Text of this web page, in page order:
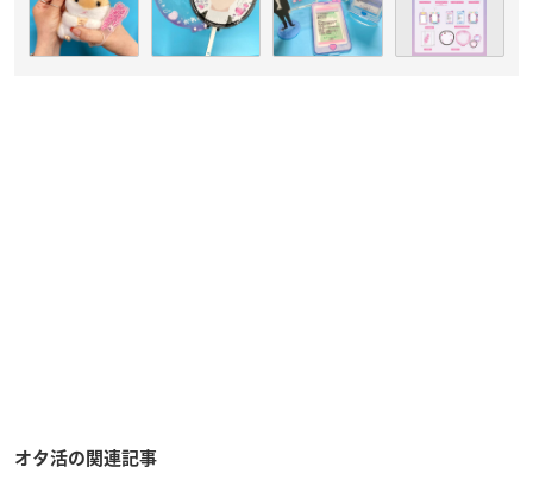
オタ活の関連記事